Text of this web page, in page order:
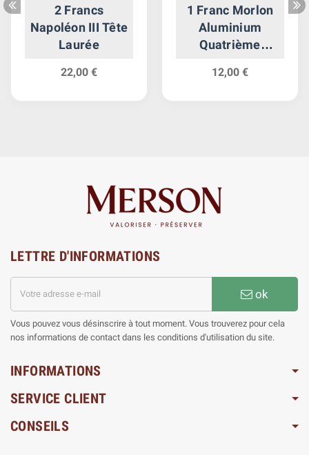
2 Francs
Napoléon III Tête
Laurée
22,00 €
1 Franc Morlon
Aluminium
Quatrième
12,00 €
LETTRE D'INFORMATIONS
ok
Vous pouvez vous désinscrire à tout moment. Vous trouverez pour cela
nos informations de contact dans les conditions d'utilisation du site.
INFORMATIONS
SERVICE CLIENT
CONSEILS